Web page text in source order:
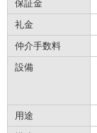
保証金
礼金
仲介手数料
設備
用途